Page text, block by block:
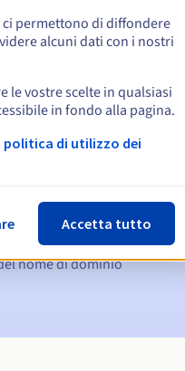
nome di dominio
permettono di diffondere
alcuni dati con i nostri
le vostre scelte in qualsiasi
in fondo alla pagina.
politica di utilizzo dei
Accetta tutto